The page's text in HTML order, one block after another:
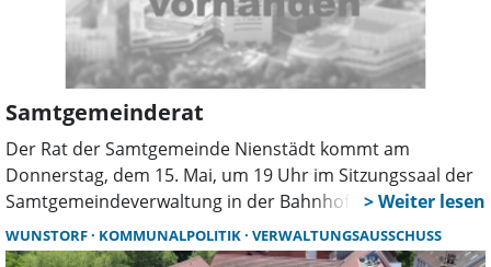
Samtgemeinderat
Der Rat der Samtgemeinde Nienstädt kommt am
Donnerstag, dem 15. Mai, um 19 Uhr im Sitzungssaal der
Samtgemeindeverwaltung in der Bahnhofstraße 7 in
Helpsen zusammen. Themen sind unter andere die
Schließung des Horts in Seggebruch und die
WUNSTORF KOMMUNALPOLITIK VERWALTUNGSAUSSCHUSS